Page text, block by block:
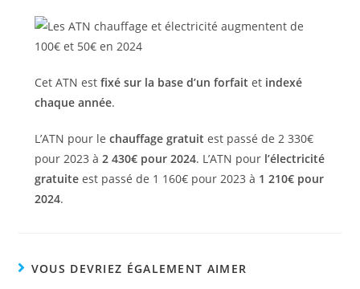
Cet ATN estfixé sur la base d’un forfait et indexé
chaque année.
L’ATN pour le chauffage gratuit est passé de 2 330€
pour 2023 à 2 430€ pour 2024. L’ATN pourl’électricité
gratuite est passé de 1 160€ pour 2023 à 1 210€ pour
2024.
VOUS DEVRIEZ ÉGALEMENT AIMER